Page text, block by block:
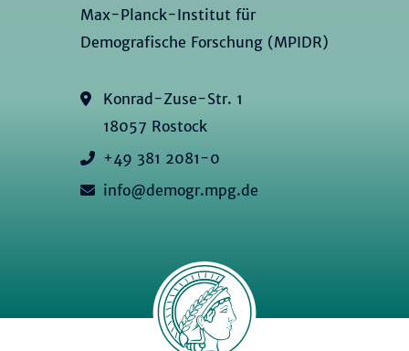
Max-Planck-Institut für
Demografische Forschung (MPIDR)
Konrad-Zuse-Str. 1
18057 Rostock
+49 381 2081-0
info@demogr.mpg.de